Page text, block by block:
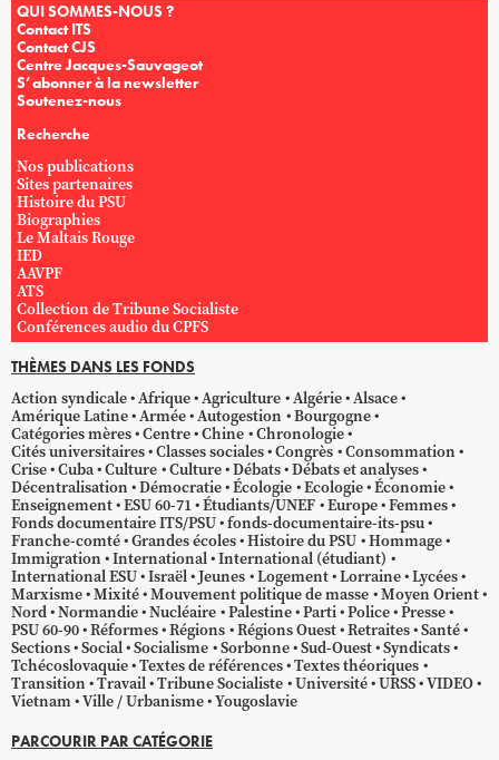
QUI SOMMES-NOUS ?
Contact ITS
Contact CJS
Centre Jacques-Sauvageot
S’abonner à la newsletter
Soutenez-nous
Recherche
Nos publications
Sites partenaires
Histoire du PSU
Biographies
Le Maltais Rouge
IED
AAVPF
ATS
Collection de Tribune Socialiste
Conférences audio du CPFS
THÈMES DANS LES FONDS
Action syndicale Afrique Agriculture Algérie Alsace
Amérique Latine Armée Autogestion
Bourgogne
Catégories mères Centre Chine Chronologie
Cités universitaires Classes sociales Congrès Consommation
Crise Cuba Culture Culture Débats Débats et analyses
Décentralisation Démocratie Écologie Ecologie Économie
Enseignement ESU 60-71 Étudiants/UNEF Europe Femmes
Fonds documentaire ITS/PSU fonds-documentaire-its-psu
Franche-comté Grandes écoles Histoire du PSU Hommage
Immigration International International (étudiant)
International ESU Israël Jeunes Logement Lorraine Lycées
Marxisme Mixité Mouvement politique de masse Moyen Orient
Nord Normandie Nucléaire Palestine Parti Police Presse
PSU 60-90 Réformes Régions Régions Ouest Retraites Santé
Sections Social Socialisme Sorbonne Sud-Ouest Syndicats
Tchécoslovaquie Textes de références Textes théoriques
Transition Travail Tribune Socialiste Université URSS VIDEO
Vietnam Ville / Urbanisme Yougoslavie
PARCOURIR PAR CATÉGORIE